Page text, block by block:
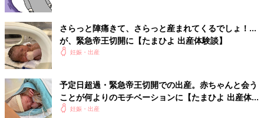
さらっと陣痛きて、さらっと産まれてくるでしょ！…
が、緊急帝王切開に【たまひよ 出産体験談】
妊娠・出産
予定日超過・緊急帝王切開での出産。赤ちゃんと会う
ことが何よりのモチベーションに【たまひよ 出産体
験談】妊娠・出産